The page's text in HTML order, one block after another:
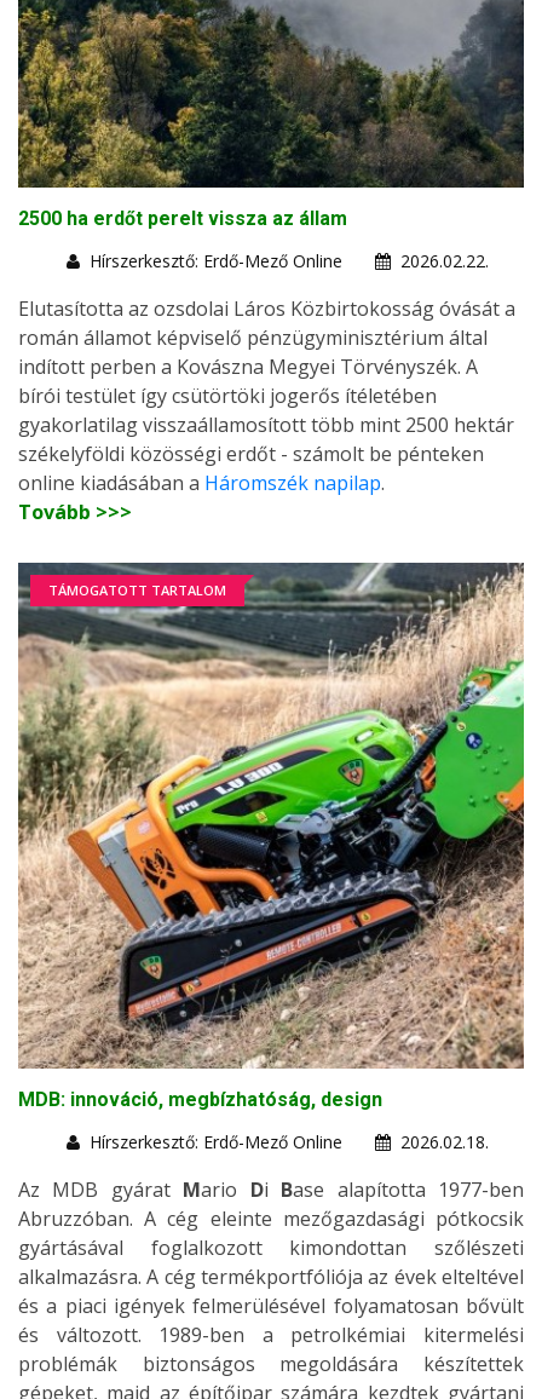
2500 ha erdőt perelt vissza az állam
Hírszerkesztő: Erdő-Mező Online
2026.02.22.
Elutasította az ozsdolai Láros Közbirtokosság óvását a
román államot képviselő pénzügyminisztérium által
indított perben a Kovászna Megyei Törvényszék. A
bírói testület így csütörtöki jogerős ítéletében
gyakorlatilag visszaállamosított több mint 2500 hektár
székelyföldi közösségi erdőt - számolt be pénteken
online kiadásában a Háromszék napilap.
Tovább >>>
TÁMOGATOTT TARTALOM
MDB: innováció, megbízhatóság, design
Hírszerkesztő: Erdő-Mező Online
2026.02.18.
Az MDB gyárat Mario Di Base alapította 1977-ben
Abruzzóban. A cég eleinte mezőgazdasági pótkocsik
gyártásával foglalkozott kimondottan szőlészeti
alkalmazásra. A cég termékportfóliója az évek elteltével
és a piaci igények felmerülésével folyamatosan bővült
és változott. 1989-ben a petrolkémiai kitermelési
problémák biztonságos megoldására készítettek
gépeket, majd az építőipar számára kezdtek gyártani